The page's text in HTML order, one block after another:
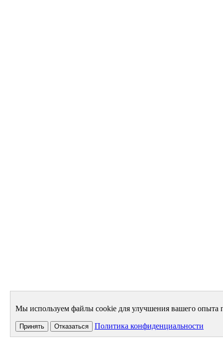
Мы используем файлы cookie для улучшения вашего опыта
Принять Отказаться Политика конфиденциальности